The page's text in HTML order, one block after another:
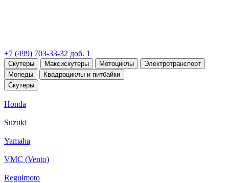
+7 (499) 703-33-32 доб. 1
Скутеры Максискутеры Мотоциклы
Электротранспорт
Мопеды
Квадроциклы и питбайки
Скутеры
Honda
Suzuki
Yamaha
VMC (Vento)
Regulmoto